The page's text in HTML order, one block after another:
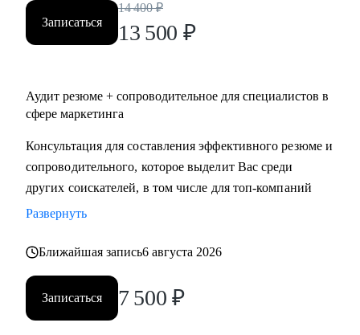
Записаться
14 400 ₽
13 500 ₽
Аудит резюме + сопроводительное для специалистов в
сфере маркетинга
Консультация для составления эффективного резюме и
сопроводительного, которое выделит Вас среди
других соискателей, в том числе для топ-компаний
Развернуть
Ближайшая запись6 августа 2026
Записаться 7 500 ₽